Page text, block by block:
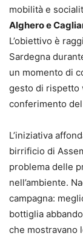
mobilità e
Alghero e
L’obiettivo è
Sardegna
un momento di
gesto di rispetto
conferimento
L’iniziativa
birrificio di
problema delle
nell’ambiente.
campagna:
bottiglia
che mostravano